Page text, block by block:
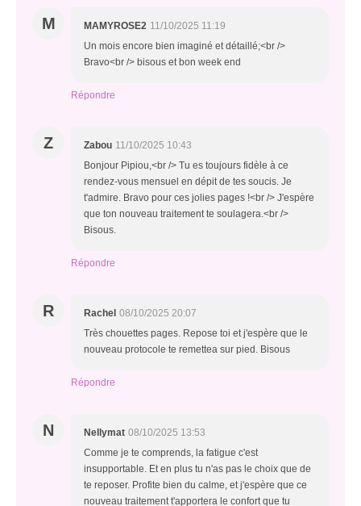
M MAMYROSE2 11/10/2025 11:19
Un mois encore bien imaginé et détaillé;<br />
Bravo<br /> bisous et bon week end
Répondre
Z Zabou 11/10/2025 10:43
Bonjour Pipiou,<br /> Tu es toujours fidèle à ce
rendez-vous mensuel en dépit de tes soucis. Je
t'admire. Bravo pour ces jolies pages !<br /> J'espère
que ton nouveau traitement te soulagera.<br />
Bisous.
Répondre
R Rachel 08/10/2025 20:07
Très chouettes pages. Repose toi et j'espère que le
nouveau protocole te remettea sur pied. Bisous
Répondre
N Nellymat 08/10/2025 13:53
Comme je te comprends, la fatigue c'est
insupportable. Et en plus tu n'as pas le choix que de
te reposer. Profite bien du calme, et j'espère que ce
nouveau traitement t'apportera le confort que tu